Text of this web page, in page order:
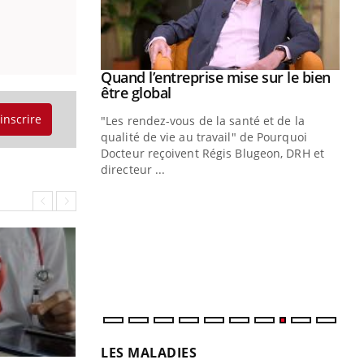
Youtube
c'est votre
qui
Dans cet
Youtube
Quand l’entreprise mise sur le bien
être globalYoutube
"Les rendez-vous de la santé et de la
qualité de vie au travail" de Pourquoi
Docteur reçoivent Régis Blugeon, DRH et
directeur ...
LES MALADIES